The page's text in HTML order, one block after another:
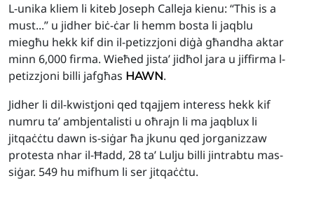
L-unika kliem li kiteb Joseph Calleja kienu: “This is a
must...” u jidher biċ-ċar li hemm bosta li jaqblu
miegħu hekk kif din il-petizzjoni diġà għandha aktar
minn 6,000 firma. Wieħed jista’ jidħol jara u jiffirma l-
petizzjoni billi jafgħas HAWN.
Jidher li dil-kwistjoni qed tqajjem interess hekk kif
numru ta’ ambjentalisti u oħrajn li ma jaqblux li
jitqaċċtu dawn is-siġar ħa jkunu qed jorganizzaw
protesta nhar il-Ħadd, 28 ta’ Lulju billi jintrabtu mas-
siġar. 549 hu mifhum li ser jitqaċċtu.